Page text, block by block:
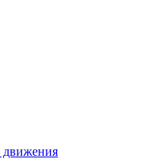
движения